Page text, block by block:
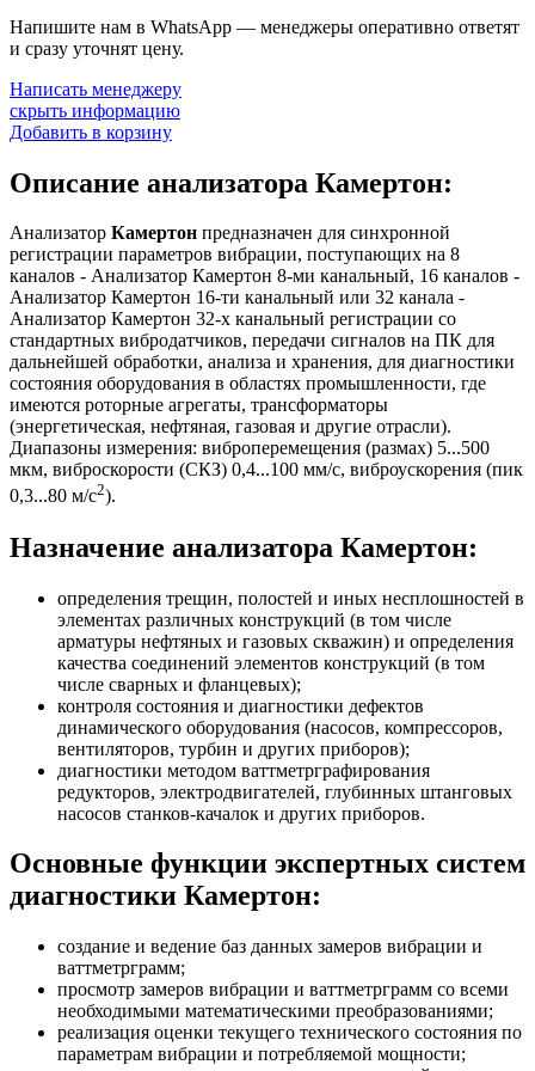
Напишите нам в WhatsApp — менеджеры оперативно ответят
и сразу уточнят цену.
Написать менеджеру
скрыть информацию
Добавить в корзину
Описание анализатора Камертон:
Анализатор Камертон предназначен для синхронной
регистрации параметров вибрации, поступающих на 8
каналов - Анализатор Камертон 8-ми канальный, 16 каналов -
Анализатор Камертон 16-ти канальный или 32 канала -
Анализатор Камертон 32-х канальный регистрации со
стандартных вибродатчиков, передачи сигналов на ПК для
дальнейшей обработки, анализа и хранения, для диагностики
состояния оборудования в областях промышленности, где
имеются роторные агрегаты, трансформаторы
(энергетическая, нефтяная, газовая и другие отрасли).
Диапазоны измерения: виброперемещения (размах) 5...500
мкм, виброскорости (СКЗ) 0,4...100 мм/с, виброускорения (пик
0,3...80 м/с2).
Назначение анализатора Камертон:
определения трещин, полостей и иных несплошностей в
элементах различных конструкций (в том числе
арматуры нефтяных и газовых скважин) и определения
качества соединений элементов конструкций (в том
числе сварных и фланцевых);
контроля состояния и диагностики дефектов
динамического оборудования (насосов, компрессоров,
вентиляторов, турбин и других приборов);
диагностики методом ваттметрграфирования
редукторов, электродвигателей, глубинных штанговых
насосов станков-качалок и других приборов.
Основные функции экспертных систем
диагностики Камертон:
создание и ведение баз данных замеров вибрации и
ваттметрграмм;
просмотр замеров вибрации и ваттметрграмм со всеми
необходимыми математическими преобразованиями;
реализация оценки текущего технического состояния по
параметрам вибрации и потребляемой мощности;